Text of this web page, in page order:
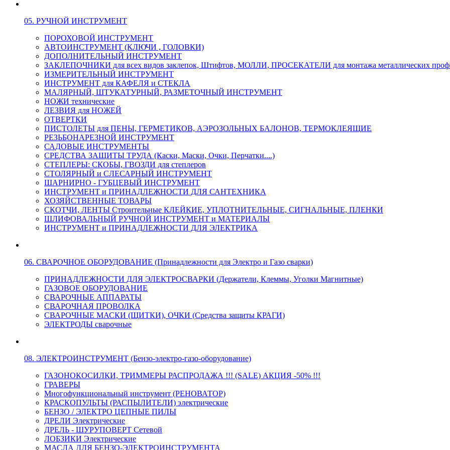
05. РУЧНОЙ ИНСТРУМЕНТ
ПОРОХОВОЙ ИНСТРУМЕНТ
АВТОИНСТРУМЕНТ (КЛЮЧИ , ГОЛОВКИ)
ДОПОЛНИТЕЛЬНЫЙ ИНСТРУМЕНТ
ЗАКЛЕПОЧНИКИ для всех видов заклепок, Штифтов, МОЛЛИ, ПРОСЕКАТЕЛИ для монтажа металлических
ИЗМЕРИТЕЛЬНЫЙ ИНСТРУМЕНТ
ИНСТРУМЕНТ для КАФЕЛЯ и СТЕКЛА
МАЛЯРНЫЙ, ШТУКАТУРНЫЙ, РАЗМЕТОЧНЫЙ ИНСТРУМЕНТ
НОЖИ технические
ЛЕЗВИЯ для НОЖЕЙ
ОТВЕРТКИ
ПИСТОЛЕТЫ для ПЕНЫ, ГЕРМЕТИКОВ, АЭРОЗОЛЬНЫХ БАЛОНОВ, ТЕРМОКЛЕЯЩИЕ
РЕЗЬБОНАРЕЗНОЙ ИНСТРУМЕНТ
САДОВЫЕ ИНСТРУМЕНТЫ
СРЕДСТВА ЗАЩИТЫ ТРУДА (Каски, Маски, Очки, Перчатки....)
СТЕПЛЕРЫ: СКОБЫ, ГВОЗДИ для степлеров
СТОЛЯРНЫЙ и СЛЕСАРНЫЙ ИНСТРУМЕНТ
ШАРНИРНО - ГУБЦЕВЫЙ ИНСТРУМЕНТ
ИНСТРУМЕНТ и ПРИНАДЛЕЖНОСТИ ДЛЯ САНТЕХНИКА
ХОЗЯЙСТВЕННЫЕ ТОВАРЫ
СКОТЧИ, ЛЕНТЫ Строительные КЛЕЙКИЕ, УПЛОТНИТЕЛЬНЫЕ, СИГНАЛЬНЫЕ, ПЛЕНКИ
ШЛИФОВАЛЬНЫЙ РУЧНОЙ ИНСТРУМЕНТ и МАТЕРИАЛЫ
ИНСТРУМЕНТ и ПРИНАДЛЕЖНОСТИ ДЛЯ ЭЛЕКТРИКА
06. СВАРОЧНОЕ ОБОРУДОВАНИЕ (Принадлежности для Электро и Газо сварки)
ПРИНАДЛЕЖНОСТИ ДЛЯ ЭЛЕКТРОСВАРКИ (Держатели, Клеммы, Уголки Магнитные)
ГАЗОВОЕ ОБОРУДОВАНИЕ
СВАРОЧНЫЕ АППАРАТЫ
СВАРОЧНАЯ ПРОВОЛКА
СВАРОЧНЫЕ МАСКИ (ЩИТКИ), ОЧКИ (Средства защиты КРАГИ)
ЭЛЕКТРОДЫ сварочные
08. ЭЛЕКТРОИНСТРУМЕНТ (Бензо-электро-газо-оборудование)
ГАЗОНОКОСИЛКИ, ТРИММЕРЫ РАСПРОДАЖА !!! (SALE) АКЦИЯ -50% !!!
ГРАВЕРЫ
Многофункциональный инструмент (РЕНОВАТОР)
КРАСКОПУЛЬТЫ (РАСПЫЛИТЕЛИ) электрические
БЕНЗО / ЭЛЕКТРО ЦЕПНЫЕ ПИЛЫ
ДРЕЛИ Электрические
ДРЕЛЬ - ШУРУПОВЕРТ Сетевой
ЛОБЗИКИ Электрические
МАСЛА ДЛЯ БЕНЗО-ЭЛЕКТРОИНСТРУМЕНТА